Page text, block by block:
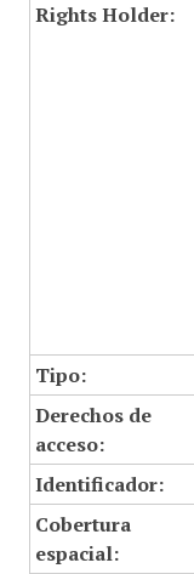
Rights Holder:
Tipo:
Derechos de
acceso:
Identificador:
Cobertura
espacial: